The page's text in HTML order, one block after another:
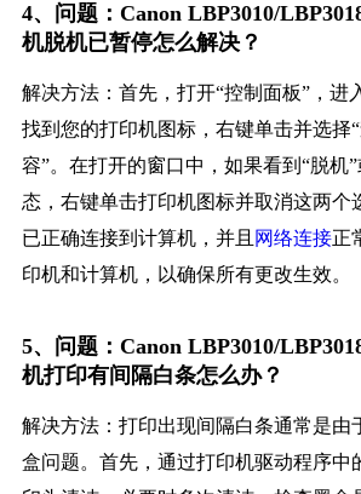
4、问题：Canon LBP3010/
机脱机已暂停怎么解决？
解决方法：首先，打开“控制面板”，进
找到您的打印机图标，右键单击并选择
容”。在打开的窗口中，如果看到“脱机
态，右键单击打印机图标并取消这两个
已正确连接到计算机，并且 网络连接正
印机和计算机，以确保所有更改生效。
5、问题：Canon LBP3010/
机打印有间隔白条怎么办？
解决方法：打印出现间隔白条通常是由
盒问题。首先，通过打印机驱动程序中